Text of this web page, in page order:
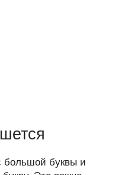
большой буквы и